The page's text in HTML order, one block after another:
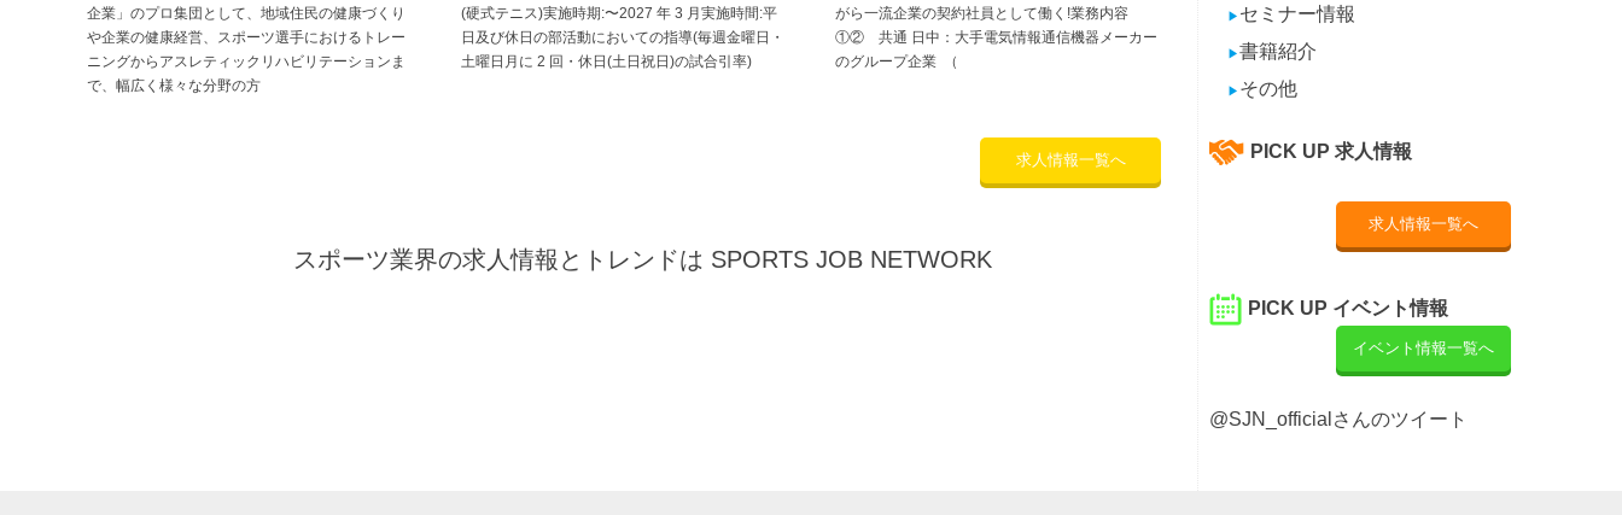
企業」のプロ集団として、地域住民の健康づくり
や企業の健康経営、スポーツ選手におけるトレー
ニングからアスレティックリハビリテーションま
で、幅広く様々な分野の方
(硬式テニス)実施時期:〜2027 年 3 月実施時間:平
日及び休日の部活動においての指導(毎週金曜日・
土曜日月に 2 回・休日(土日祝日)の試合引率)
がら一流企業の契約社員として働く!業務内容
①② 共通 日中：大手電気情報通信機器メーカー
のグループ企業 （
求人情報一覧へ
スポーツ業界の求人情報とトレンドは SPORTS JOB NETWORK
▶ セミナー情報
▶書籍紹介
▶ その他
PICK UP 求人情報
求人情報一覧へ
PICK UP イベント情報
イベント情報一覧へ
@SJN_officialさんのツイート